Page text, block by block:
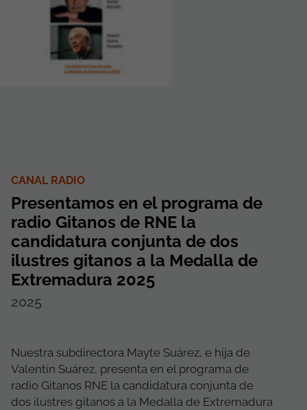
CANAL RADIO
Presentamos en el programa de
radio Gitanos de RNE la
candidatura conjunta de dos
ilustres gitanos a la Medalla de
Extremadura 2025
2025
Nuestra subdirectora Mayte Suárez, e hija de
Valentín Suárez, presenta en el programa de
radio Gitanos RNE la candidatura conjunta de
dos ilustres gitanos a la Medalla de Extremadura